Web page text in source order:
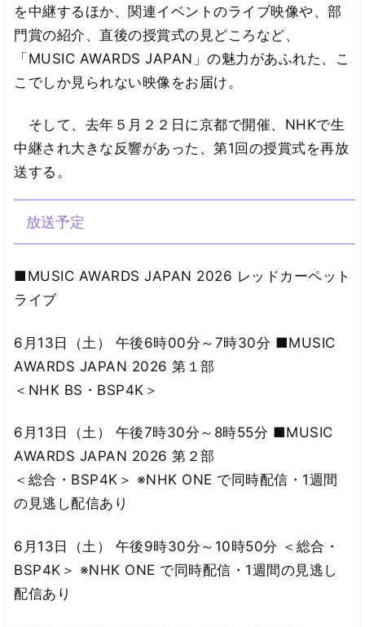
を中継するほか、関連イベントのライブ映像や、部
門賞の紹介、直後の授賞式の見どころなど、
「MUSIC AWARDS JAPAN」の魅力があふれた、こ
こでしか見られない映像をお届け。
そして、去年５月２２日に京都で開催、NHKで生
中継され大きな反響があった、第1回の授賞式を再放
送する。
放送予定
■MUSIC AWARDS JAPAN 2026 レッドカーペット
ライブ
6月13日（土） 午後6時00分～7時30分 ■MUSIC
AWARDS JAPAN 2026 第１部
＜NHK BS・BSP4K＞
6月13日（土） 午後7時30分～8時55分 ■MUSIC
AWARDS JAPAN 2026 第２部
＜総合・BSP4K＞ ※NHK ONE で同時配信・1週間
の見逃し配信あり
6月13日（土） 午後9時30分～10時50分 ＜総合・
BSP4K＞ ※NHK ONE で同時配信・1週間の見逃し
配信あり